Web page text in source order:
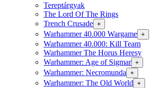
Tereptárgyak
The Lord Of The Rings
Trench Crusade +
Warhammer 40.000 Wargame +
Warhammer 40.000: Kill Team
Warhammer The Horus Heresy
Warhammer: Age of Sigmar +
Warhammer: Necromunda +
Warhammer: The Old World +